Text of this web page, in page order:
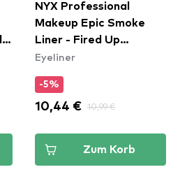
NYX Professional
Makeup Epic Smoke
Liner - Fired Up
(ESL05)
Eyeliner
-5%
10,44 € 10,99 €
Zum Korb